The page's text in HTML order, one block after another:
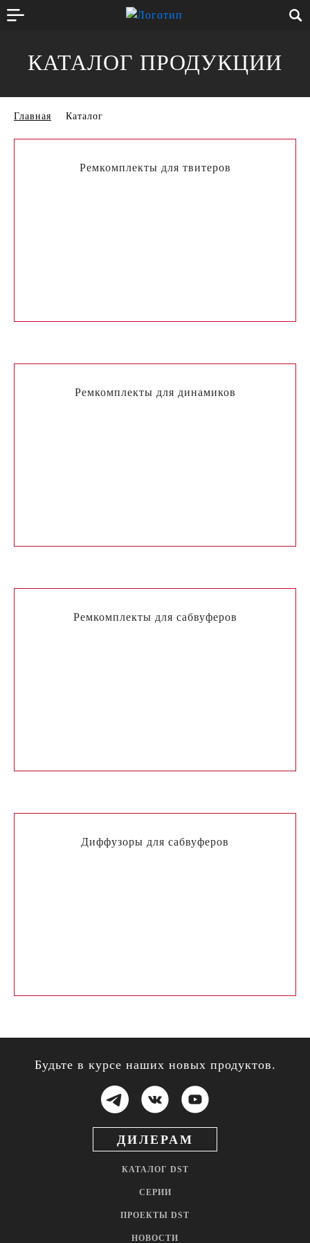
КАТАЛОГ ПРОДУКЦИИ
Главная Каталог
Ремкомплекты для твитеров
Ремкомплекты для динамиков
Ремкомплекты для сабвуферов
Диффузоры для сабвуферов
Будьте в курсе наших новых продуктов.
ДИЛЕРАМ
КАТАЛОГ DST
СЕРИИ
ПРОЕКТЫ DST
НОВОСТИ